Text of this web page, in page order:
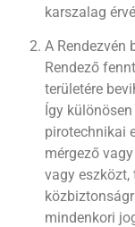
karszalag
A Rendezvén
Rendező
területére
Így
pirotechnikai
mérgező
vagy eszközt,
mindenkori